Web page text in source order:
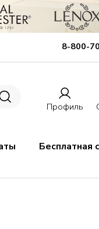
8-800-
Профиль
Бесплатная